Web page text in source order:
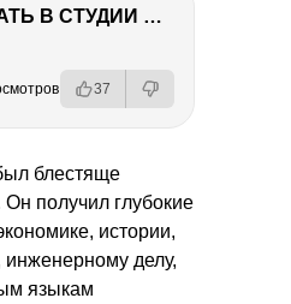
КАК СНИМАТЬ В СТУДИИ СО ВСПЫШКАМИ
37
блестяще
Он получил глубокие
истории,
инженерному делу,
языкам